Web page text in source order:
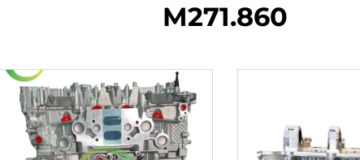
M271.860